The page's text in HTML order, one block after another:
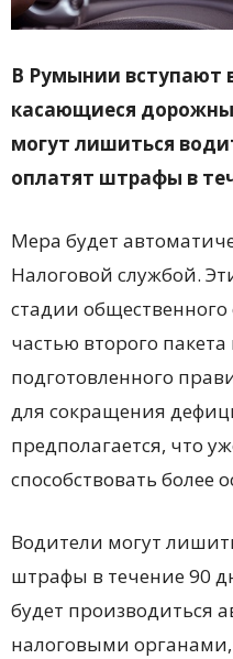
В Румынии вступают
касающиеся
могут лишиться
оплатят штрафы в
Мера будет
Налоговой службой.
стадии
частью второго
подготовленного
для сокращения
предполагается, что
способствовать
Водители могут
штрафы в течение 90
будет производиться
налоговыми